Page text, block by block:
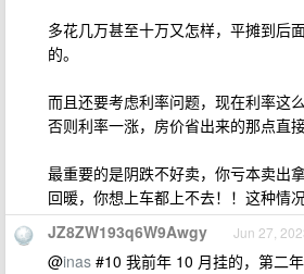
多花几万甚至十万又怎样，平摊到后
的。
而且还要考虑利率问题，现在利率这
否则利率一涨，房价省出来的那点直接
最重要的是阴跌不好卖，你亏本卖出
回暖，你想上车都上不去！！这种情
JZ8ZW193q6W9Awgy Jun 27,
@inas #10 我前年 10 月挂的，第二